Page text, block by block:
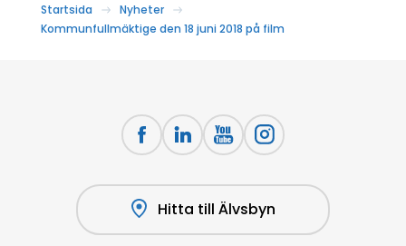
Startsida
Nyheter
Kommunfullmäktige den 18 juni 2018 på film
Hitta till Älvsbyn